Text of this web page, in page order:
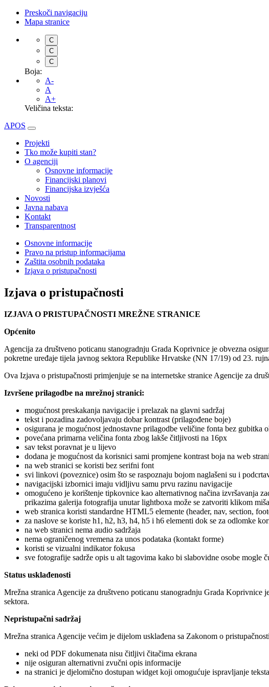
Preskoči navigaciju
Mapa stranice
C
C
C
Boja:
A-
A
A+
Veličina teksta:
APOS
Projekti
Tko može kupiti stan?
O agenciji
Osnovne informacije
Financijski planovi
Financijska izvješća
Novosti
Javna nabava
Kontakt
Transparentnost
Osnovne informacije
Pravo na pristup informacijama
Zaštita osobnih podataka
Izjava o pristupačnosti
Izjava o pristupačnosti
IZJAVA O PRISTUPAČNOSTI MREŽNE STRANICE
Općenito
Agencija za društveno poticanu stanogradnju Grada Koprivnice je obvezna
pokretne uređaje tijela javnog sektora Republike Hrvatske (NN 17/19) od 23.
Ova Izjava o pristupačnosti primjenjuje se na internetske stranice Agencije za
Izvršene prilagodbe na mrežnoj stranici:
mogućnost preskakanja navigacije i prelazak na glavni sadržaj
tekst i pozadina zadovoljavaju dobar kontrast (prilagođene boje)
osigurana je mogućnost jednostavne prilagodbe veličine fonta bez gubitka
povećana primarna veličina fonta zbog lakše čitljivosti na 16px
sav tekst poravnat je u lijevo
dodana je mogućnost da korisnici sami promjene kontrast boja na web
na web stranici se koristi bez serifni font
svi linkovi (poveznice) osim što se raspoznaju bojom naglašeni su i
navigacijski izbornici imaju vidljivu samu prvu razinu navigacije
omogućeno je korištenje tipkovnice kao alternativnog načina izvršavanja
prikazima galerija fotografija unutar lightboxa može se zatvoriti klikom
web stranica koristi standardne HTML5 elemente (header, nav, section,
za naslove se koriste h1, h2, h3, h4, h5 i h6 elementi dok se za odlomke
na web stranici nema audio sadržaja
nema ograničenog vremena za unos podataka (kontakt forme)
koristi se vizualni indikator fokusa
sve fotografije sadrže opis u alt tagovima kako bi slabovidne osobe mogle
Status usklađenosti
Mrežna stranica Agencije za društveno poticanu stanogradnju Grada Koprivnice
sektora.
Nepristupačni sadržaj
Mrežna stranica Agencije većim je dijelom usklađena sa Zakonom o
neki od PDF dokumenata nisu čitljivi čitačima ekrana
nije osiguran alternativni zvučni opis informacije
na stranici je djelomično dostupan widget koji omogućuje ispravljanje teksta